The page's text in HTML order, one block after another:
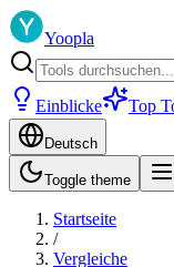
Yoopla
Einblicke Top
Deutsch
Toggle theme
Startseite
/
Vergleiche